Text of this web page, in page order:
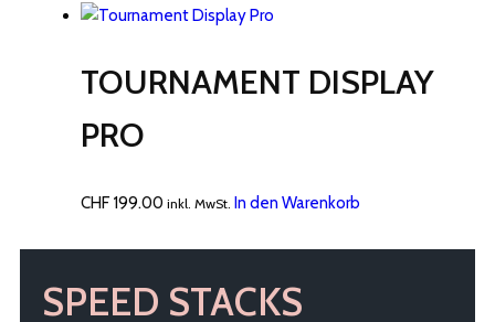
gewählt
mehrere
Varianten
können
der
TOURNAMENT DISPLAY
PRO
CHF 199.00 inkl. MwSt. In den Warenkorb
SPEED STACKS